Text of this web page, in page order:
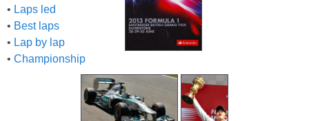
• Laps led
• Best laps
• Lap by lap
• Championship